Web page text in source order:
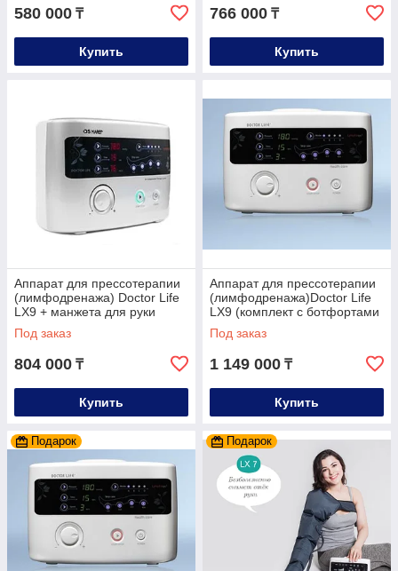
Обратите внимание на противопоказания процедуры
прессотерапии:
Острые, хронические заболевания;
Слабое сердце;
Высокая температура (более 38 градусов)
Повышенное кровяное давление (более 180 мм рт.
Головные боли, боли в желудке и заболевания кожи.
Острое воспаление в ногах, гнойное воспаление.
Перелом, вывих, растяжение мышц.
580 000 ₸
Купить
766 000 ₸
Купить
Аппарат для прессотерапии
(лимфодренажа) Doctor Life
LX9 + манжета для руки
Под заказ
804 000 ₸
Купить
Аппарат для прессотерапии
(лимфодренажа)Doctor Life
LX9 (комплект с ботфортами
+ талия + рука + расширит)
Под заказ
1 149 000 ₸
Купить
Подарок Подарок